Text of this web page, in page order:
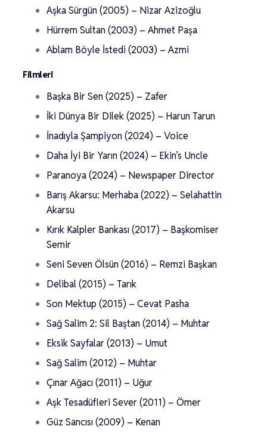
Aşka Sürgün (2005) – Nizar Azizoğlu
Hürrem Sultan (2003) – Ahmet Paşa
Ablam Böyle İstedi (2003) – Azmi
Filmleri
Başka Bir Sen (2025) – Zafer
İki Dünya Bir Dilek (2025) – Harun Tarun
İnadıyla Şampiyon (2024) – Voice
Daha İyi Bir Yarın (2024) – Ekin’s Uncle
Paranoya (2024) – Newspaper Director
Barış Akarsu: Merhaba (2022) – Selahattin
Akarsu
Kırık Kalpler Bankası (2017) – Başkomiser
Semir
Seni Seven Ölsün (2016) – Remzi Başkan
Delibal (2015) – Tarık
Son Mektup (2015) – Cevat Pasha
Sağ Salim 2: Sil Baştan (2014) – Muhtar
Eksik Sayfalar (2013) – Umut
Sağ Salim (2012) – Muhtar
Çınar Ağacı (2011) – Uğur
Aşk Tesadüfleri Sever (2011) – Ömer
Güz Sancısı (2009) – Kenan